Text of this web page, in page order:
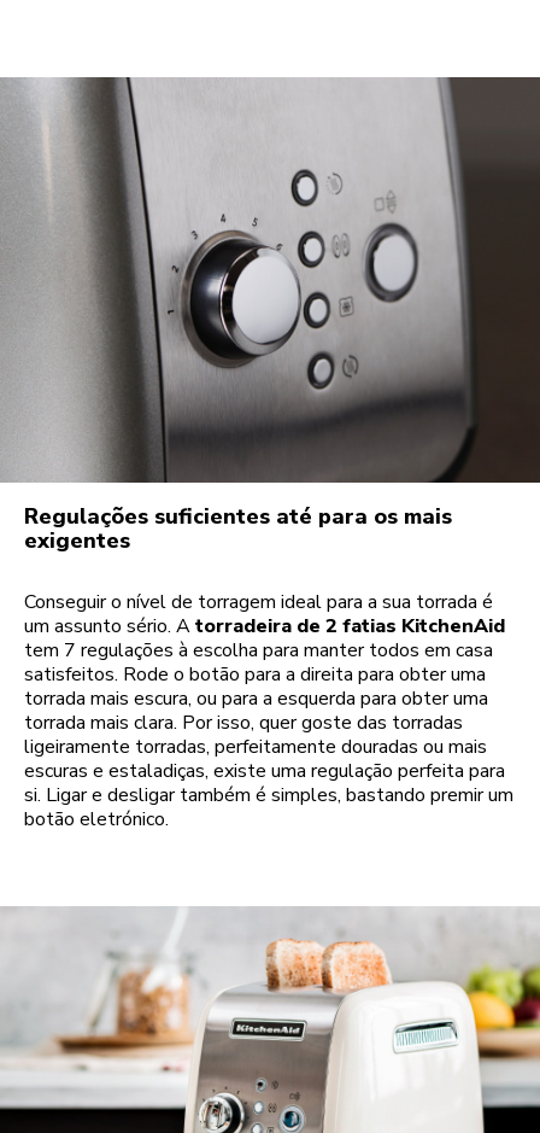
Regulações suficientes até para os mais
exigentes
Conseguir o nível de torragem ideal para a sua torrada é
um assunto sério. Atorradeira de 2 fatias KitchenAid
tem 7 regulações à escolha para manter todos em casa
satisfeitos. Rode o botão para a direita para obter uma
torrada mais escura, ou para a esquerda para obter uma
torrada mais clara. Por isso, quer goste das torradas
ligeiramente torradas, perfeitamente douradas ou mais
escuras e estaladiças, existe uma regulação perfeita para
si. Ligar e desligar também é simples, bastando premir um
botão eletrónico.